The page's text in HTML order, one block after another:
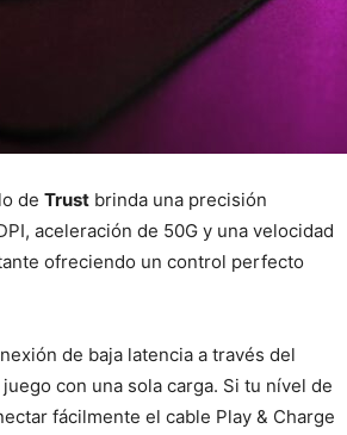
de Trust brinda una precisión
aceleración de 50G y una velocidad
ofreciendo un control perfecto
de baja latencia a través del
con una sola carga. Si tu nível de
fácilmente el cable Play & Charge